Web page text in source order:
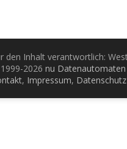
den Inhalt verantwortlich:
2026 nu
, Impressum, Datenschutz